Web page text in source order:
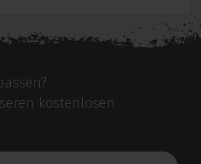
kostenlosen